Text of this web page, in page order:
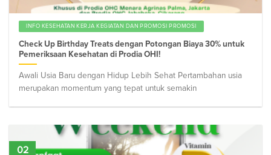
INFO KESEHATAN KERJA KEGIATAN DAN PROMOSI PROMOSI
Check Up Birthday Treats dengan Potongan Biaya 30% untuk
Pemeriksaan Kesehatan di Prodia OHI!
Awali Usia Baru dengan Hidup Lebih Sehat Pertambahan usia
merupakan momentum yang tepat untuk semakin
02